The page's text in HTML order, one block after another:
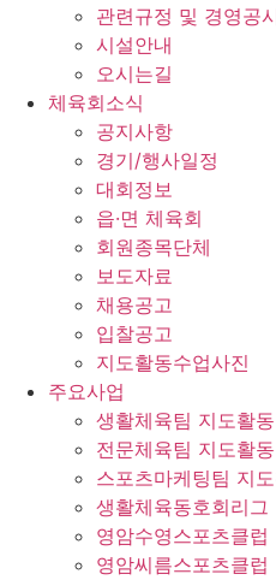
관련규정 및 경영공
시설안내
오시는길
체육회소식
공지사항
경기/행사일정
대회정보
읍·면 체육회
회원종목단체
보도자료
채용공고
입찰공고
지도활동수업사진
주요사업
생활체육팀 지도활동
전문체육팀 지도활동
스포츠마케팅팀 지
생활체육동호회리그
영암수영스포츠클럽
영암씨름스포츠클럽